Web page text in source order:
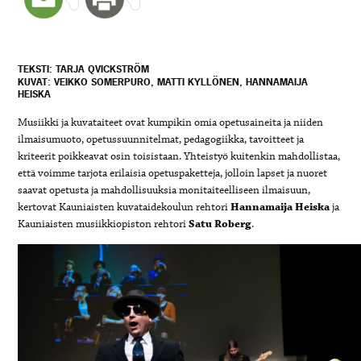
TEKSTI: TARJA QVICKSTRÖM
KUVAT: VEIKKO SOMERPURO, MATTI KYLLÖNEN, HANNAMAIJA
HEISKA
Musiikki ja kuvataiteet ovat kumpikin omia opetusaineita ja niiden
ilmaisumuoto, opetussuunnitelmat, pedagogiikka, tavoitteet ja
kriteerit poikkeavat osin toisistaan. Yhteistyö kuitenkin mahdollistaa,
että voimme tarjota erilaisia opetuspaketteja, jolloin lapset ja nuoret
saavat opetusta ja mahdollisuuksia monitaiteelliseen ilmaisuun,
kertovat Kauniaisten kuvataidekoulun rehtoriHannamaija Heiskaja
Kauniaisten musiikkiopiston rehtoriSatu Roberg.